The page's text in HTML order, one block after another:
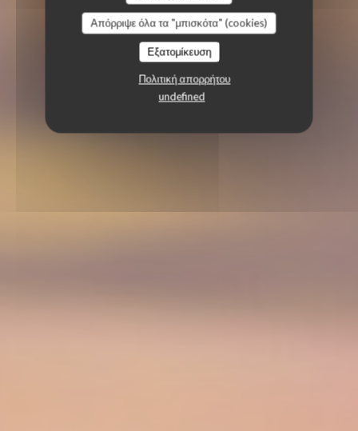
Απόρριψε όλα τα "μπισκότα" (cookies)
Εξατομίκευση
Πολιτική απορρήτου
undefined